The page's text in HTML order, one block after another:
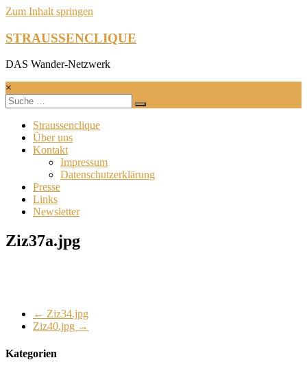
Zum Inhalt springen
STRAUSSENCLIQUE
DAS Wander-Netzwerk
×
Straussenclique
Über uns
Kontakt
Impressum
Datenschutzerklärung
Presse
Links
Newsletter
Ziz37a.jpg
← Ziz34.jpg
Ziz40.jpg →
Kategorien